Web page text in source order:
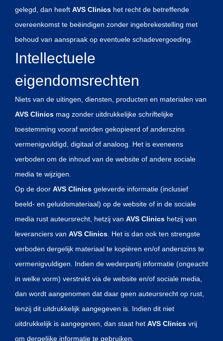
gelegd, dan heeft AVS Clinics het recht de betreffende
overeenkomst te beëindigen zonder ingebrekestelling met
behoud van aanspraak op eventuele schadevergoeding.
Intellectuele
eigendomsrechten
Niets van de uitingen, diensten, producten en materialen van
AVS Clinics mag zonder uitdrukkelijke schriftelijke
toestemming vooraf worden gekopieerd of anderszins
vermenigvuldigd, digitaal of analoog. Het is eveneens
verboden om de inhoud van de website of andere sociale
media te wijzigen.
Op de door AVS Clinics geleverde informatie (inclusief
beeld- en geluidsmateriaal) op de website of in de sociale
media rust auteursrecht, hetzij van AVS Clinics hetzij van
leveranciers van AVS Clinics . Het is dan ook ten strengste
verboden dergelijk materiaal te kopiëren en/of anderszins te
vermenigvuldigen. Indien de wederpartij informatie (ongeacht
in welke vorm) verstrekt via de website en/of sociale media,
dan wordt aangenomen dat daar geen auteursrecht op rust,
tenzij dit uitdrukkelijk aangegeven is. Indien dit niet
uitdrukkelijk is aangegeven, dan staat het AVS Clinics vrij
om dergelijke informatie te gebruiken.